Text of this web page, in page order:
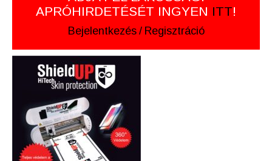
APRÓHIRDETÉSÉT INGYEN ITT!
Bejelentkezés / Regisztráció